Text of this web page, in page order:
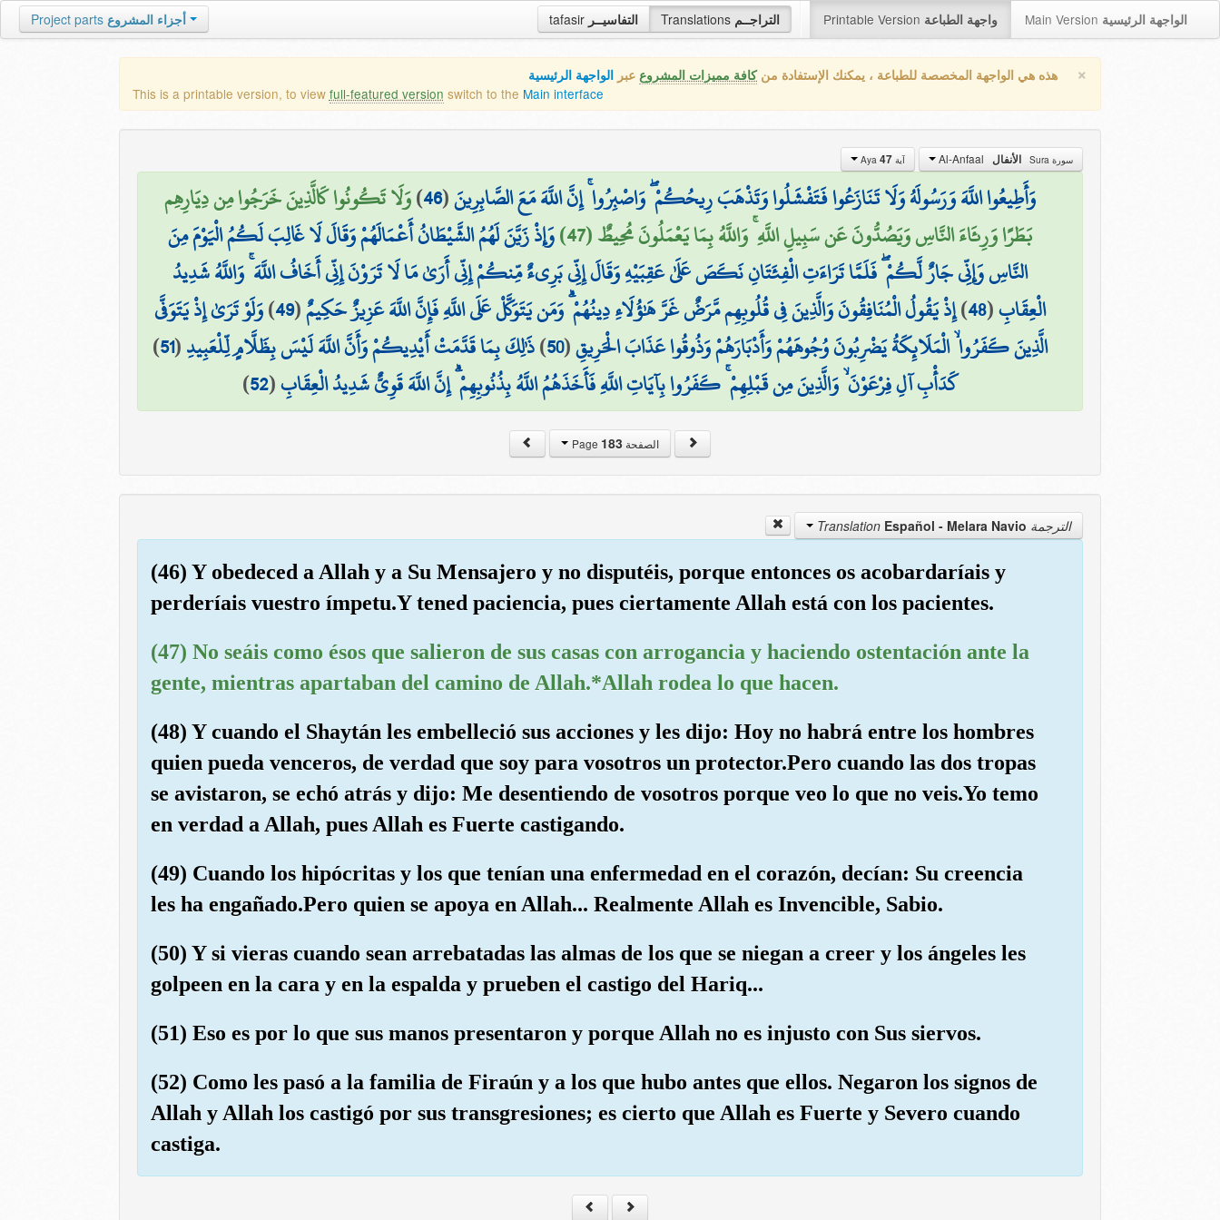
tafasir التفاسيــر Translations التراجــم Printable Version واجهة الطباعة Main Version الواجهة الرئيسية Project parts أجزاء المشروع
× هذه هي الواجهة المخصصة للطباعة ، يمكنك الإستفادة منكافة مميزات المشروع عبر الواجهة الرئيسية
This is a printable version, to view full-featured version switch to the Main interface
سورة Sura الأنفال آية Aya 47
وَأَطِيعُوا اللَّهَ وَرَسُولَهُ وَلَا تَنَازَعُوا فَتَفْشَلُوا وَتَذْهَبَ رِيحُكُمْ ۖ وَاصْبِرُوا ۚ إِنَّ اللَّهَ مَعَ الصَّابِرِينَ(
46
)وَلَا تَكُونُوا كَالَّذِينَ خَرَجُوا مِن دِيَارِهِم
بَطَرًا وَرِئَاءَ النَّاسِ وَيَصُدُّونَ عَن سَبِيلِ اللَّهِ ۚ وَاللَّهُ بِمَا يَعْمَلُونَ مُحِيطٌ (47)
وَإِذْ زَيَّنَ لَهُمُ الشَّيْطَانُ أَعْمَالَهُمْ وَقَالَ لَا غَالِبَ لَكُمُ الْيَوْمَ مِنَ
النَّاسِ وَإِنِّي جَارٌ لَّكُمْ ۖ فَلَمَّا تَرَاءَتِ الْفِئَتَانِ نَكَصَ عَلَىٰ عَقِبَيْهِ وَقَالَ إِنِّي بَرِيءٌ مِّنكُمْ إِنِّي أَرَىٰ مَا لَا تَرَوْنَ إِنِّي أَخَافُ اللَّهَ ۚ وَاللَّهُ شَدِيدُ
الْعِقَابِ(
48
)إِذْ يَقُولُ الْمُنَافِقُونَ وَالَّذِينَ فِي قُلُوبِهِم مَّرَضٌ غَرَّ هَٰؤُلَاءِ دِينُهُمْ ۗ وَمَن يَتَوَكَّلْ عَلَى اللَّهِ فَإِنَّ اللَّهَ عَزِيزٌ حَكِيمٌ(
49
)وَلَوْ تَرَىٰ إِذْ يَتَوَفَّى
الَّذِينَ كَفَرُوا ۙ الْمَلَائِكَةُ يَضْرِبُونَ وُجُوهَهُمْ وَأَدْبَارَهُمْ وَذُوقُوا عَذَابَ الْحَرِيقِ(
50
)ذَٰلِكَ بِمَا قَدَّمَتْ أَيْدِيكُمْ وَأَنَّ اللَّهَ لَيْسَ بِظَلَّامٍ لِّلْعَبِيدِ(
51
)
كَدَأْبِ آلِ فِرْعَوْنَ ۙ وَالَّذِينَ مِن قَبْلِهِمْ ۚ كَفَرُوا بِآيَاتِ اللَّهِ فَأَخَذَهُمُ اللَّهُ بِذُنُوبِهِمْ ۗ إِنَّ اللَّهَ قَوِيٌّ شَدِيدُ الْعِقَابِ(
52
)
الصفحة Page183
الترجمة Translation Español - Melara Navio
(46) Y obedeced a Allah y a Su Mensajero y no disputéis, porque entonces os acobardaríais y
perderíais vuestro ímpetu.Y tened paciencia, pues ciertamente Allah está con los pacientes.
(47) No seáis como ésos que salieron de sus casas con arrogancia y haciendo ostentación ante la
gente, mientras apartaban del camino de Allah.*Allah rodea lo que hacen.
(48) Y cuando el Shaytán les embelleció sus acciones y les dijo: Hoy no habrá entre los hombres
quien pueda venceros, de verdad que soy para vosotros un protector.Pero cuando las dos tropas
se avistaron, se echó atrás y dijo: Me desentiendo de vosotros porque veo lo que no veis.Yo temo
en verdad a Allah, pues Allah es Fuerte castigando.
(49) Cuando los hipócritas y los que tenían una enfermedad en el corazón, decían: Su creencia
les ha engañado.Pero quien se apoya en Allah... Realmente Allah es Invencible, Sabio.
(50) Y si vieras cuando sean arrebatadas las almas de los que se niegan a creer y los ángeles les
golpeen en la cara y en la espalda y prueben el castigo del Hariq...
(51) Eso es por lo que sus manos presentaron y porque Allah no es injusto con Sus siervos.
(52) Como les pasó a la familia de Firaún y a los que hubo antes que ellos. Negaron los signos de
Allah y Allah los castigó por sus transgresiones; es cierto que Allah es Fuerte y Severo cuando
castiga.